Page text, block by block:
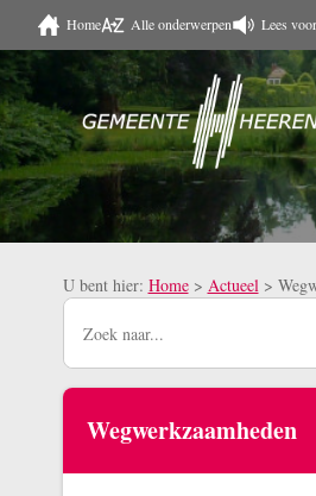
Naar hoofdinhoud
Home Alle onderwerpen Lees voor
U bent hier: Home > Actueel >
Wegwerkzaamheden